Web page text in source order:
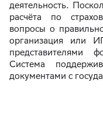
деятельность.
расчёта по
вопросы о
организация или
представителями
Система
документами с